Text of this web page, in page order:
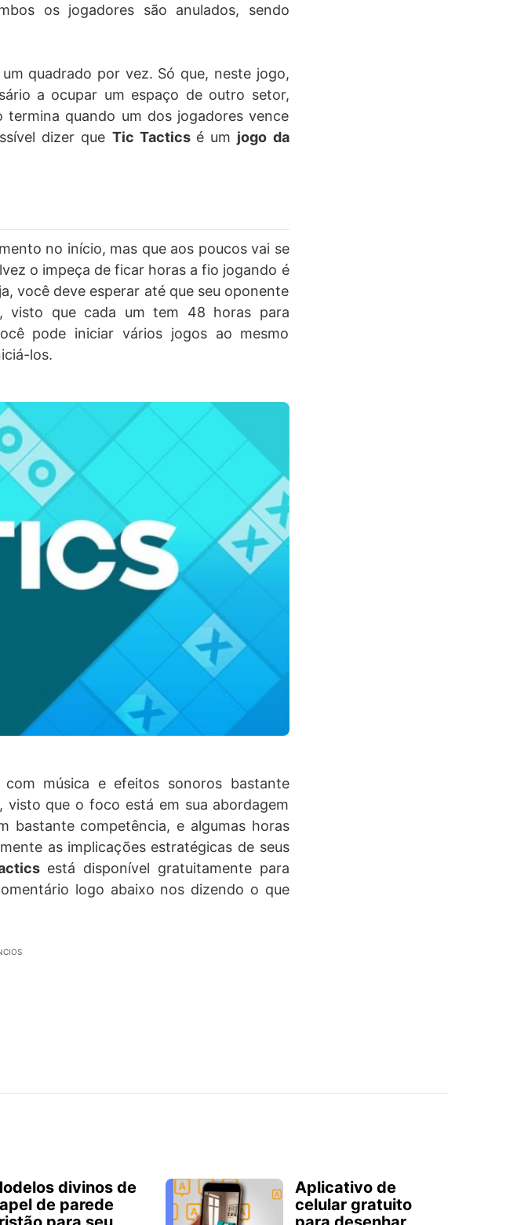
os jogadores são anulados, sendo
quadrado por vez. Só que, neste jogo,
a ocupar um espaço de outro setor,
quando um dos jogadores vence
dizer que Tic Tactics é um jogo da
no início, mas que aos poucos vai se
o impeça de ficar horas a fio jogando é
você deve esperar até que seu oponente
visto que cada um tem 48 horas para
pode iniciar vários jogos ao mesmo
los.
música e efeitos sonoros bastante
que o foco está em sua abordagem
bastante competência, e algumas horas
as implicações estratégicas de seus
está disponível gratuitamente para
logo abaixo nos dizendo o que
divinos de
de parede
Aplicativo de
celular gratuito